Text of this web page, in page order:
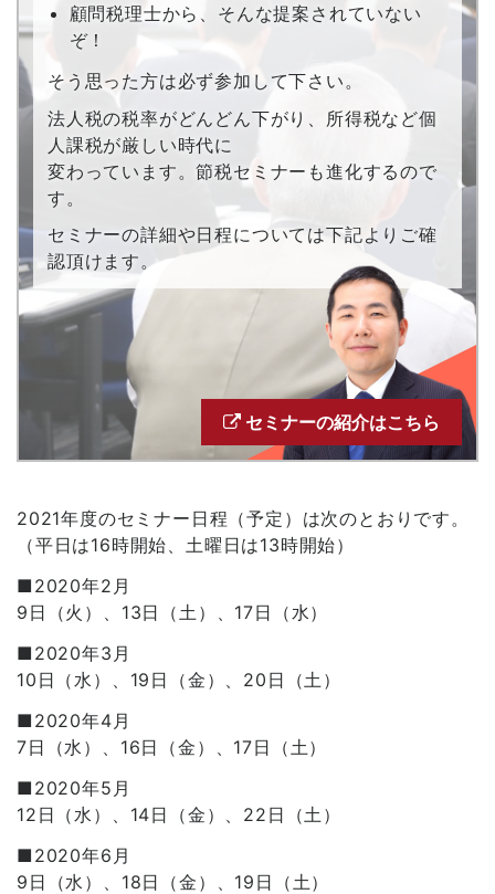
顧問税理士から、そんな提案されていない
ぞ！
そう思った方は必ず参加して下さい。
法人税の税率がどんどん下がり、所得税など個
人課税が厳しい時代に
変わっています。節税セミナーも進化するので
す。
セミナーの詳細や日程については下記よりご確
認頂けます。
セミナーの紹介はこちら
2021年度のセミナー日程（予定）は次のとおりです。
（平日は16時開始、土曜日は13時開始）
■2020年2月
9日（火）、13日（土）、17日（水）
■2020年3月
10日（水）、19日（金）、20日（土）
■2020年4月
7日（水）、16日（金）、17日（土）
■2020年5月
12日（水）、14日（金）、22日（土）
■2020年6月
9日（水）、18日（金）、19日（土）